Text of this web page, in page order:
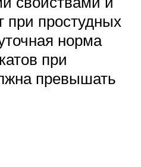
при простудных
норма
при
превышать